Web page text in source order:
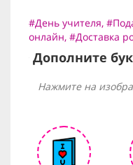
#День учителя,
онлайн, #Доставка
Дополните
Нажмите на